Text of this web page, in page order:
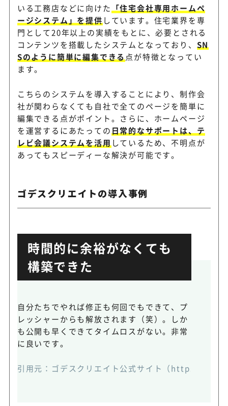
いる工務店などに向けた 「住宅会社専用ホームペ
ージシステム」を提供 しています。住宅業界を専
門として20年以上の実績をもとに、必要とされる
コンテンツを搭載したシステムとなっており、 SN
Sのように簡単に編集できる 点が特徴となってい
ます。
こちらのシステムを導入することにより、制作会
社が関わらなくても自社で全てのページを簡単に
編集できる点がポイント。さらに、ホームページ
を運営するにあたっての 日常的なサポートは、テ
レビ会議システムを活用 しているため、不明点が
あってもスピーディーな解決が可能です。
ゴデスクリエイトの導入事例
時間的に余裕がなくても
構築できた
自分たちでやれば修正も何回でもできて、プ
レッシャーからも解放されます（笑）。しか
も公開も早くできてタイムロスがない。非常
に良いです。
引用元： ゴデスクリエイト公式サイト（https://